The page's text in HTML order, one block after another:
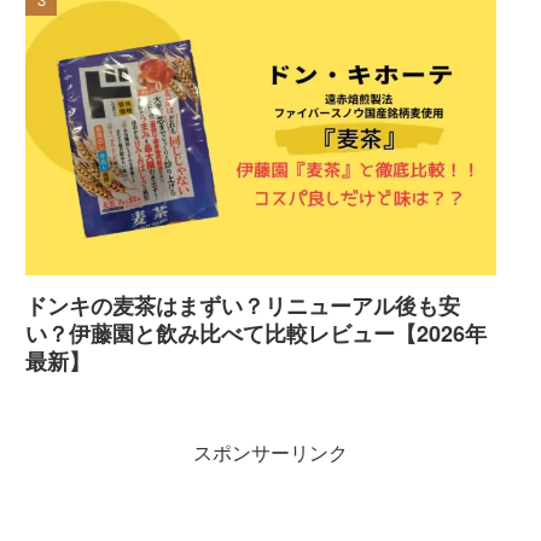
ドンキの麦茶はまずい？リニューアル後も安
い？伊藤園と飲み比べて比較レビュー【2026年
最新】
スポンサーリンク